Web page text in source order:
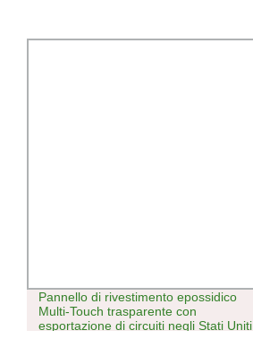
Pannello di rivestimento epossidico
Multi-Touch trasparente con
esportazione di circuiti negli Stati Uniti